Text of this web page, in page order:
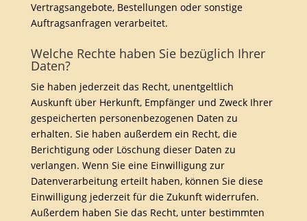
Vertragsangebote, Bestellungen oder sonstige
Auftragsanfragen verarbeitet.
Welche Rechte haben Sie bezüglich Ihrer
Daten?
Sie haben jederzeit das Recht, unentgeltlich
Auskunft über Herkunft, Empfänger und Zweck Ihrer
gespeicherten personenbezogenen Daten zu
erhalten. Sie haben außerdem ein Recht, die
Berichtigung oder Löschung dieser Daten zu
verlangen. Wenn Sie eine Einwilligung zur
Datenverarbeitung erteilt haben, können Sie diese
Einwilligung jederzeit für die Zukunft widerrufen.
Außerdem haben Sie das Recht, unter bestimmten